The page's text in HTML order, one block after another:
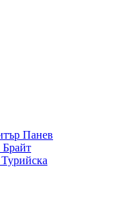
Панев
Брайт